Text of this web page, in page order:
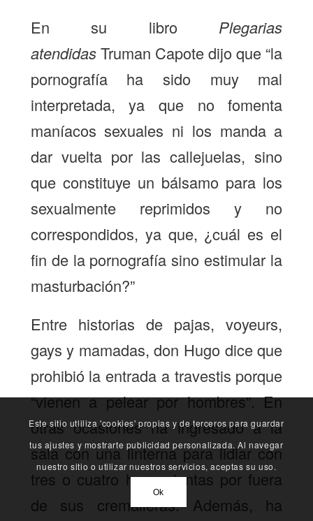
En su libro Plegarias
atendidasTruman Capote dijo que “la
pornografía ha sido muy mal
interpretada, ya que no fomenta
maníacos sexuales ni los manda a
dar vuelta por las callejuelas, sino
que constituye un bálsamo para los
sexualmente reprimidos y no
correspondidos, ya que, ¿cuál es el
fin de la pornografía sino estimular la
masturbación?”
Entre historias de pajas, voyeurs,
gays y mamadas, don Hugo dice que
prohibió la entrada a travestis porque
“vienen a pelear por hombres”. En
otras ocasiones ha ingresado a la
sala con una linterna para lidiar con
tres o cuatro herramientas por fuera
de sus cremalleras. Además, ha
Este sitio utliliza 'cookies' propias y de terceros para guardar
tus ajustes y mostrarte publicidad personalizada. Al navegar
nuestro sitio o utilizar nuestros servicios, aceptas su uso.
Ok